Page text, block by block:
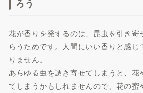
ろう
花が香りを発するのは、昆虫を引き寄
らうためです。人間にいい香りと感じ
りません。
あらゆる虫を誘き寄せてしまうと、花
てしまうかもしれませんので、花の蜜